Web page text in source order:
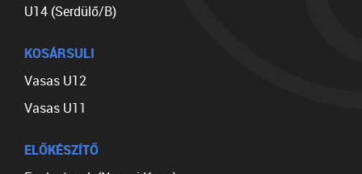
U14 (Serdülő/B)
KOSÁRSULI
Vasas U12
Vasas U11
ELŐKÉSZÍTŐ